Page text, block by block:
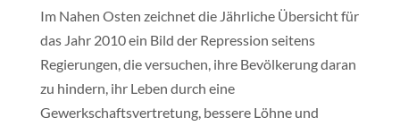
Im Nahen Osten zeichnet die Jährliche Übersicht für
das Jahr 2010 ein Bild der Repression seitens
Regierungen, die versuchen, ihre Bevölkerung daran
zu hindern, ihr Leben durch eine
Gewerkschaftsvertretung, bessere Löhne und